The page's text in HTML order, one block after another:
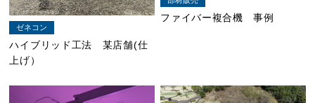
ゼネコン
ハイブリッド工法 某店舗(仕
上げ）
ファイバー複合機 事例